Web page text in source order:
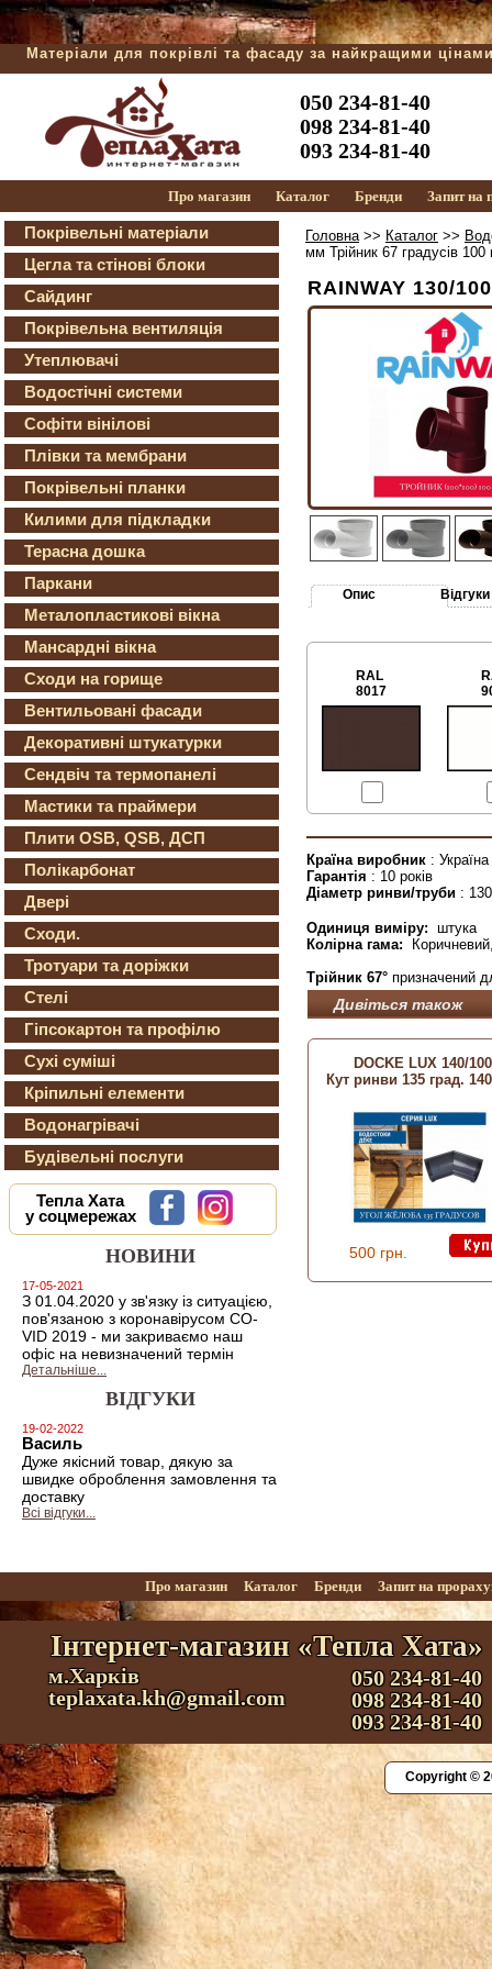
Матеріали для покрівлі та фасаду за найкращими
050 234-81-40
098 234-81-40
093 234-81-40
Про магазин Каталог Бренди Запит на
Покрівельні матеріали
Цегла та стінові блоки
Сайдинг
Покрівельна вентиляція
Утеплювачі
Водостічні системи
Софіти вінілові
Плівки та мембрани
Покрівельні планки
Килими для підкладки
Терасна дошка
Паркани
Металопластикові вікна
Мансардні вікна
Сходи на горище
Вентильовані фасади
Декоративні штукатурки
Сендвіч та термопанелі
Мастики та праймери
Плити OSB, QSB, ДСП
Полікарбонат
Двері
Сходи.
Тротуари та доріжки
Стелі
Гіпсокартон та профілю
Сухі суміші
Кріпильні елементи
Водонагрівачі
Будівельні послуги
Тепла Хата
у соцмережах
НОВИНИ
17-05-2021
З 01.04.2020 у зв'язку із ситуацією,
пов'язаною з коронавірусом CO-
VID 2019 - ми закриваємо наш
офіс на невизначений термін
Детальніше...
ВІДГУКИ
19-02-2022
Василь
Дуже якісний товар, дякую за
швидке оброблення замовлення та
доставку
Всі відгуки...
Головна>> Каталог >>
мм Трійник 67 градусів
RAINWAY 130/
Опис Відгуки
RAL
8017
Країна виробник : Україна
Гарантія : 10 років
Діаметр ринви/труби :
Одиниця виміру: штука
Колірна гама:
Трійник 67° призначений
Дивіться також
DOCKE LUX 140/100
Кут ринви 135 град.
500 грн.
Про магазин Каталог Бренди Запит на
Інтернет-магазин «Тепла Хата»
м.Харків
teplaxata.kh@gmail.com
050 234-81-40
098 234-81-40
093 234-81-40
Copyright ©